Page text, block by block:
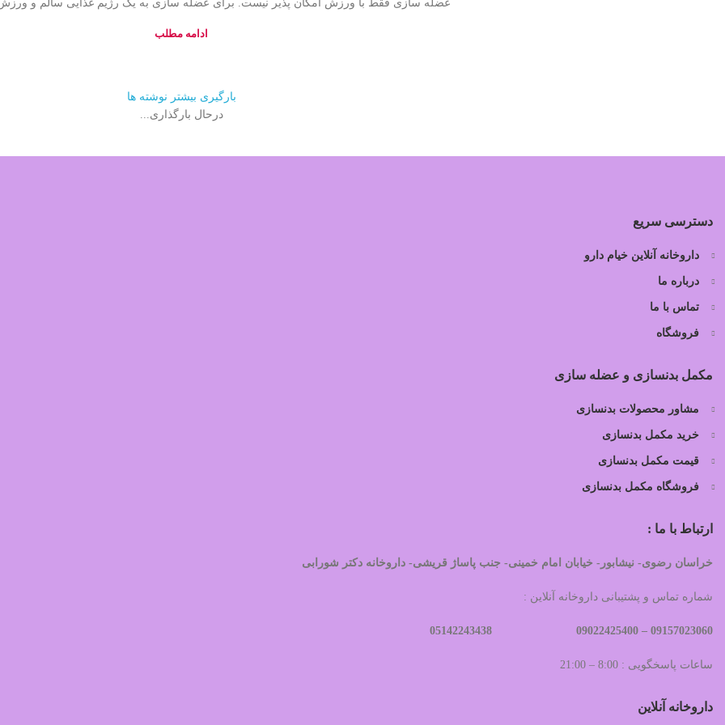
عضله سازی فقط با ورزش امکان پذیر نیست. برای عضله سازی به یک رژیم غذایی سالم و ورزش
ادامه مطلب
بارگیری بیشتر نوشته ها
درحال بارگذاری...
دسترسی سریع
داروخانه آنلاین خیام دارو
درباره ما
تماس با ما
فروشگاه
مکمل بدنسازی و عضله سازی
مشاور محصولات بدنسازی
خرید مکمل بدنسازی
قیمت مکمل بدنسازی
فروشگاه مکمل بدنسازی
ارتباط با ما :
خراسان رضوی- نیشابور- خیابان امام خمینی- جنب پاساژ قریشی- داروخانه دکتر شورابی
شماره تماس و پشتیبانی داروخانه آنلاین :
09157023060 –
ساعات پاسخگویی : 8:00 – 21:00
داروخانه آنلاین